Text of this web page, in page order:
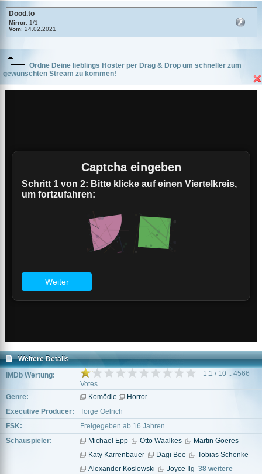
Dood.to
Mirror: 1/1
Vom: 24.02.2021
Ordne Deine lieblings Hoster per Drag & Drop um schneller zum
gewünschten Stream zu kommen!
Weitere Details
IMDb Wertung:
1.1 / 10 :: 4566
Votes
Genre:
Komödie
Horror
Executive Producer:
Torge Oelrich
FSK:
Freigegeben ab 16 Jahren
Schauspieler:
Michael Epp Otto Waalkes
Martin Goeres
Katy Karrenbauer
Dagi Bee
Tobias Schenke
Alexander Koslowski
Joyce Ilg 38 weitere